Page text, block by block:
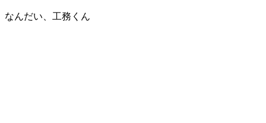
なんだい、工務くん